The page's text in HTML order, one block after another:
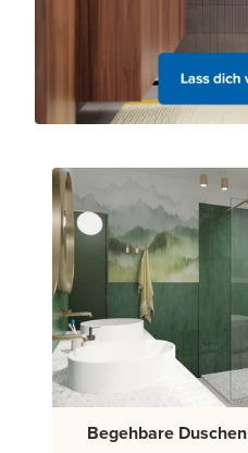
Begehbare Duschen